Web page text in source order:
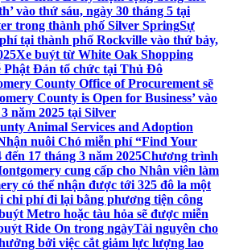
vào thứ sáu, ngày 30 tháng 5 tại
trong thành phố Silver SpringSự
tại thành phố Rockville vào thứ bảy,
Xe buýt từ White Oak Shopping
Đản tổ chức tại Thủ Đô
County Office of Procurement sẽ
County is Open for Business’ vào
năm 2025 tại Silver
Animal Services and Adoption
nuôi Chó miễn phí “Find Your
17 tháng 3 năm 2025Chương trình
cung cấp cho Nhân viên làm
có thể nhận được tới 325 đô la một
chi phí đi lại bằng phương tiện công
Metro hoặc tàu hỏa sẽ được miễn
Ride On trong ngàyTài nguyên cho
bởi việc cắt giảm lực lượng lao